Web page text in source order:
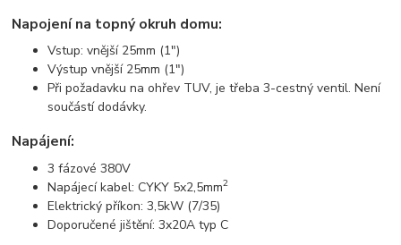
Napojení na topný okruh domu:
Vstup: vnější 25mm (1")
Výstup vnější 25mm (1")
Při požadavku na ohřev TUV, je třeba 3-cestný ventil. Není
součástí dodávky.
Napájení:
3 fázové 380V
Napájecí kabel: CYKY 5x2,5mm2
Elektrický příkon: 3,5kW (7/35)
Doporučené jištění: 3x20A typ C